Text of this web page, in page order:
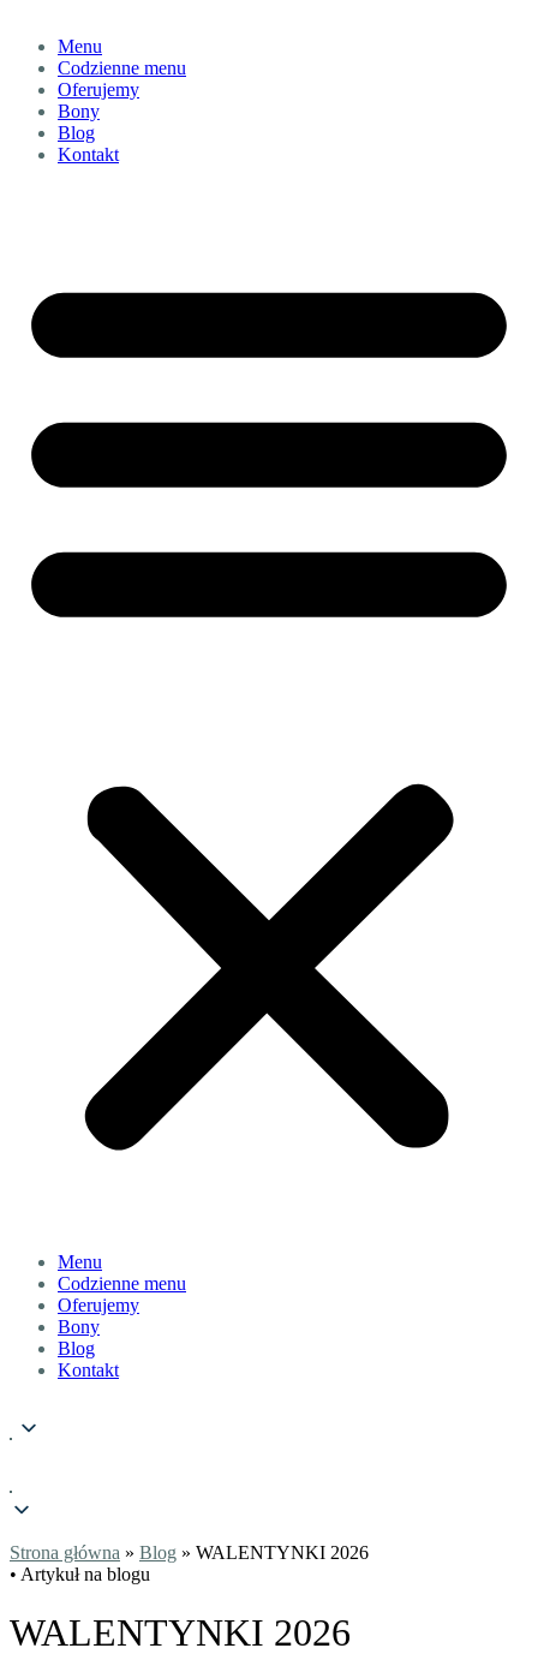
Menu
Codzienne menu
Oferujemy
Bony
Blog
Kontakt
Menu
Codzienne menu
Oferujemy
Bony
Blog
Kontakt
Strona główna » Blog » WALENTYNKI 2026
• Artykuł na blogu
WALENTYNKI 2026